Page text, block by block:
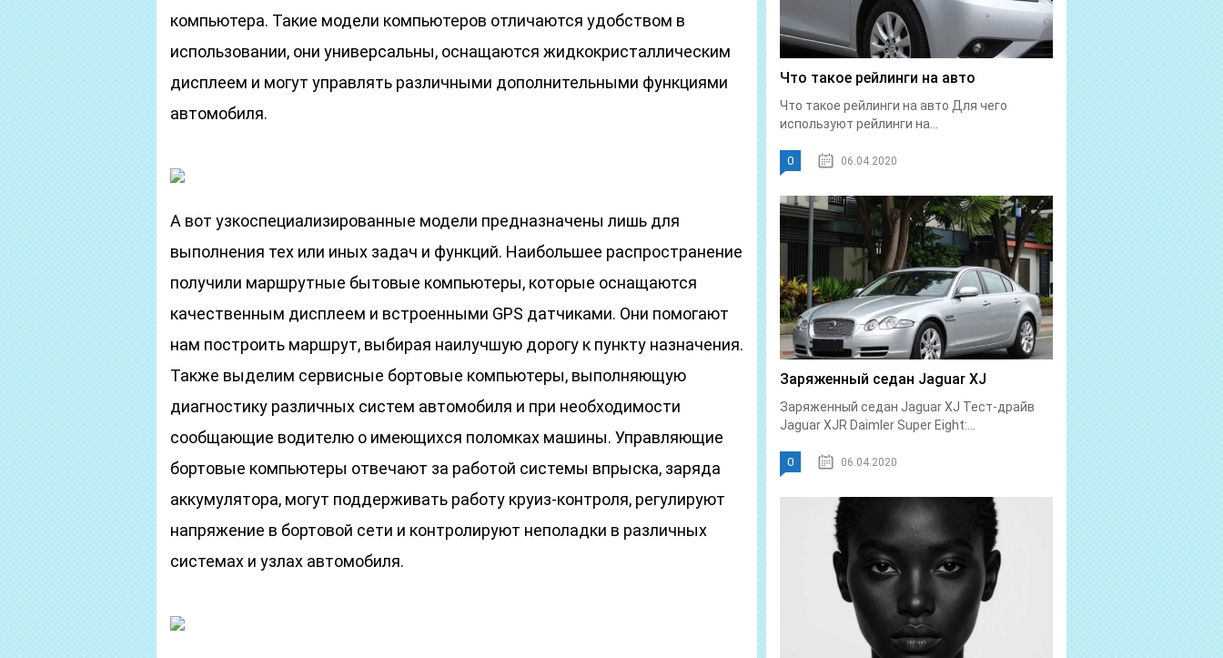
компьютера. Такие модели компьютеров отличаются удобством в
использовании, они универсальны, оснащаются жидкокристаллическим
дисплеем и могут управлять различными дополнительными функциями
автомобиля.
А вот узкоспециализированные модели предназначены лишь для
выполнения тех или иных задач и функций. Наибольшее распространение
получили маршрутные бытовые компьютеры, которые оснащаются
качественным дисплеем и встроенными GPS датчиками. Они помогают
нам построить маршрут, выбирая наилучшую дорогу к пункту назначения.
Также выделим сервисные бортовые компьютеры, выполняющую
диагностику различных систем автомобиля и при необходимости
сообщающие водителю о имеющихся поломках машины. Управляющие
бортовые компьютеры отвечают за работой системы впрыска, заряда
аккумулятора, могут поддерживать работу круиз-контроля, регулируют
напряжение в бортовой сети и контролируют неполадки в различных
системах и узлах автомобиля.
Что такое рейлинги на авто
Что такое рейлинги на авто Для чего
используют рейлинги на...
0 06.04.2020
Заряженный седан Jaguar XJ
Заряженный седан Jaguar XJ Тест-драйв
Jaguar XJR Daimler Super Eight:...
0 06.04.2020